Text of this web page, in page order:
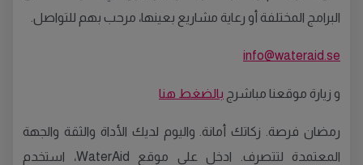
البرامج المختلفة أو رعاية مشاريع بعينها، مرحب بهم للتواصل.
info@wateraid.se
و زيارة موقعنا مباشرج بالضغط هنا
رمضان فرصة. زكاتك أمانة. واليوم لديك الأداة والثقة والجهة
المعتمدة لتتصرف. ادخل على موقع WaterAid، استخدم